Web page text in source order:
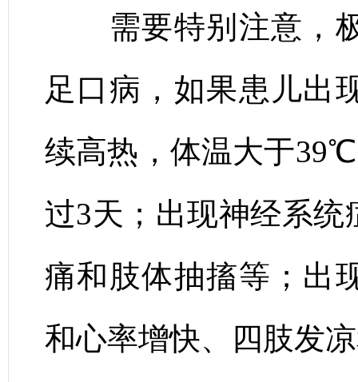
需要特别注意，极
足口病，如果患儿出
续高热，体温大于
过3天；出现神经系
痛和肢体抽搐等；出
和心率增快、四肢发